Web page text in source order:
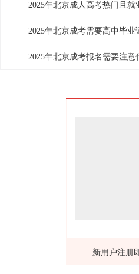
2025年北京成人高考热门且就
2025年北京成考需要高中毕业
2025年北京成考报名需要注意
新用户注册